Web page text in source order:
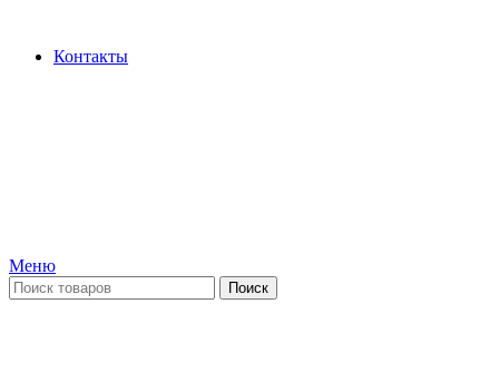
Контакты
Меню
Поиск